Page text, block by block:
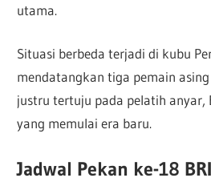
utama.
Situasi berbeda terjadi di kubu
mendatangkan tiga pemain
justru tertuju pada pelatih anyar,
yang memulai era baru.
Jadwal Pekan ke-18